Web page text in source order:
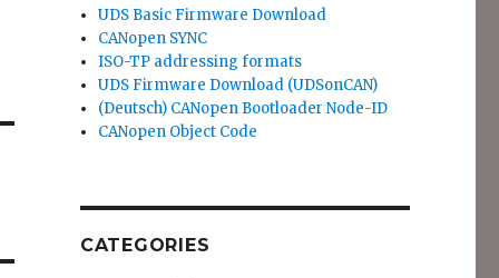
UDS Basic Firmware Download
CANopen SYNC
ISO-TP addressing formats
UDS Firmware Download (UDSonCAN)
(Deutsch) CANopen Bootloader Node-ID
CANopen Object Code
CATEGORIES